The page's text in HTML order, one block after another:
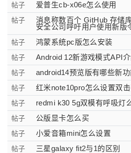
帖子 爱普生cb-x06e怎么使用
帖子
消息称数百个 GitHub 存储
安全公司呼吁用户使用新版
帖子 鸿蒙系统pc版怎么安装
帖子 Android 12新游戏模式API
帖子 android14预览版有哪些新
帖子 红米note10pro怎么设置双
帖子 redmi k30 5g双模有呼吸灯
帖子 公版显卡怎么买
帖子 小爱音箱mini怎么设置
帖子 三星galaxy fit2与1的区别